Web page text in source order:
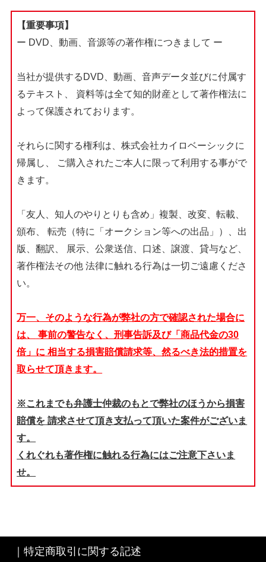
【重要事項】
ー DVD、動画、音源等の著作権につきまして ー
当社が提供するDVD、動画、音声データ並びに付属す
るテキスト、
資料等は全て知的財産として著作権法に
よって保護されております。
それらに関する権利は、株式会社カイロベーシックに
帰属し、
ご購入されたご本人に限って利用する事がで
きます。
「友人、知人のやりとりも含め」複製、改変、転載、
頒布、
転売（特に「オークション等への出品」）、出
版、翻訳、
展示、公衆送信、口述、譲渡、貸与など、
著作権法その他 法律に触れる行為は一切ご遠慮くださ
い。
万一、そのような行為が弊社の方で確認された場合に
は、
事前の警告なく、刑事告訴及び「商品代金の30
倍」に 相当する損害賠償請求等、然るべき法的措置を
取らせて頂きます。
※これまでも弁護士仲裁のもとで弊社のほうから損害
賠償を 請求させて頂き支払って頂いた案件がございま
す。
くれぐれも著作権に触れる行為にはご注意下さいま
せ。
｜特定商取引に関する記述